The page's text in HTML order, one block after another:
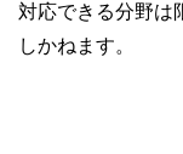
対応できる分野は
しかねます。